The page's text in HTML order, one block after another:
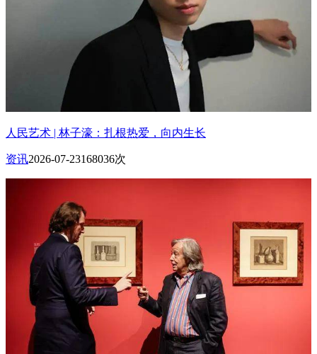
人民艺术 | 林子濠：扎根热爱，向内生长
资讯2026-07-23168036次